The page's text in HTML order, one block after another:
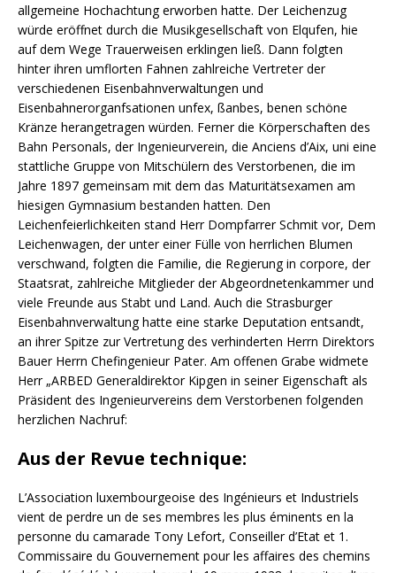
allgemeine Hochachtung erworben hatte. Der Leichenzug
würde eröffnet durch die Musikgesellschaft von Elqufen, hie
auf dem Wege Trauerweisen erklingen ließ. Dann folgten
hinter ihren umflorten Fahnen zahlreiche Vertreter der
verschiedenen Eisenbahnverwaltungen und
Eisenbahnerorganfsationen unfex, ßanbes, benen schöne
Kränze herangetragen würden. Ferner die Körperschaften des
Bahn Personals, der Ingenieurverein, die Anciens d’Aix, uni eine
stattliche Gruppe von Mitschülern des Verstorbenen, die im
Jahre 1897 gemeinsam mit dem das Maturitätsexamen am
hiesigen Gymnasium bestanden hatten. Den
Leichenfeierlichkeiten stand Herr Dompfarrer Schmit vor, Dem
Leichenwagen, der unter einer Fülle von herrlichen Blumen
verschwand, folgten die Familie, die Regierung in corpore, der
Staatsrat, zahlreiche Mitglieder der Abgeordnetenkammer und
viele Freunde aus Stabt und Land. Auch die Strasburger
Eisenbahnverwaltung hatte eine starke Deputation entsandt,
an ihrer Spitze zur Vertretung des verhinderten Herrn Direktors
Bauer Herrn Chefingenieur Pater. Am offenen Grabe widmete
Herr „ARBED Generaldirektor Kipgen in seiner Eigenschaft als
Präsident des Ingenieurvereins dem Verstorbenen folgenden
herzlichen Nachruf:
Aus der Revue technique:
L’Association luxembourgeoise des Ingénieurs et Industriels
vient de perdre un de ses membres les plus éminents en la
personne du camarade Tony Lefort, Conseiller d’Etat et 1.
Commissaire du Gouvernement pour les affaires des chemins